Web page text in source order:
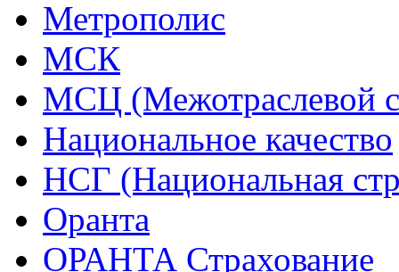
Метрополис
МСК
МСЦ (Межотраслевой
Национальное качество
НСГ (Национальная
Оранта
ОРАНТА Страхование